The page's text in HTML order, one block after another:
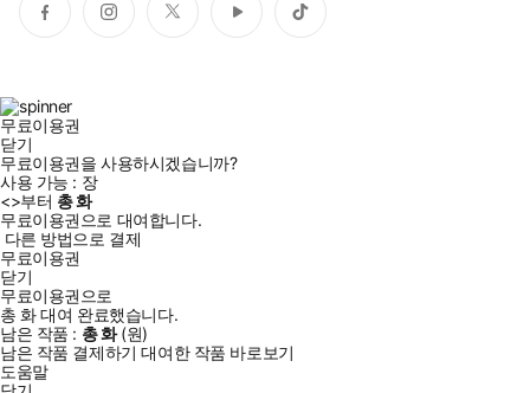
페
이
인
스
트
위
유
튜
틱
톡
무료이용권
닫기
무료이용권을 사용하시겠습니까?
사용 가능 : 장
<>부터 총화
무료이용권으로 대여합니다.
다른 방법으로 결제
무료이용권
닫기
무료이용권으로
총 화대여 완료했습니다.
남은 작품 : 총화(원)
남은 작품 결제하기 대여한 작품 바로보기
도움말